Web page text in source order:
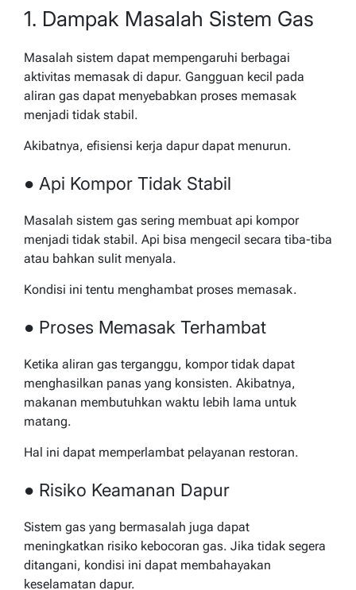
1. Dampak Masalah Sistem Gas
Masalah sistem dapat mempengaruhi berbagai
aktivitas memasak di dapur. Gangguan kecil pada
aliran gas dapat menyebabkan proses memasak
menjadi tidak stabil.
Akibatnya, efisiensi kerja dapur dapat menurun.
● Api Kompor Tidak Stabil
Masalah sistem gas sering membuat api kompor
menjadi tidak stabil. Api bisa mengecil secara tiba-tiba
atau bahkan sulit menyala.
Kondisi ini tentu menghambat proses memasak.
● Proses Memasak Terhambat
Ketika aliran gas terganggu, kompor tidak dapat
menghasilkan panas yang konsisten. Akibatnya,
makanan membutuhkan waktu lebih lama untuk
matang.
Hal ini dapat memperlambat pelayanan restoran.
● Risiko Keamanan Dapur
Sistem gas yang bermasalah juga dapat
meningkatkan risiko kebocoran gas. Jika tidak segera
ditangani, kondisi ini dapat membahayakan
keselamatan dapur.